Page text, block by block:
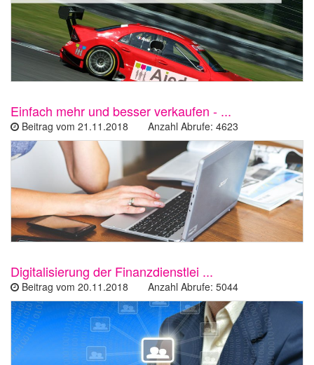
Einfach mehr und besser verkaufen - ...
Beitrag vom 21.11.2018 Anzahl Abrufe: 4623
Digitalisierung der Finanzdienstlei ...
Beitrag vom 20.11.2018 Anzahl Abrufe: 5044